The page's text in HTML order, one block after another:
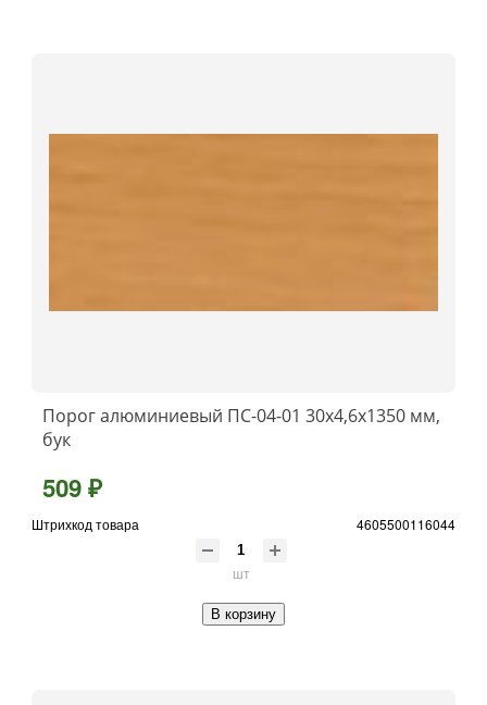
Порог алюминиевый ПС-04-01 30x4,6x1350 мм,
бук
509 ₽
Штрихкод товара 4605500116044
шт
В корзину